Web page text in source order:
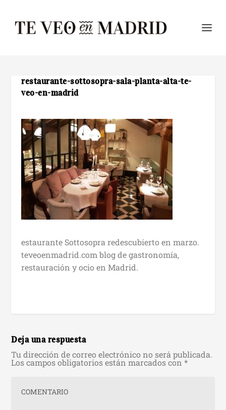
restaurante-sottosopra-sala-planta-alta-te-
veo-en-madrid
estaurante Sottosopra redescubierto en marzo.
teveoenmadrid.com blog de gastronomía,
restauración y ocio en Madrid.
Deja una respuesta
Tu dirección de correo electrónico no será publicada.
Los campos obligatorios están marcados con*